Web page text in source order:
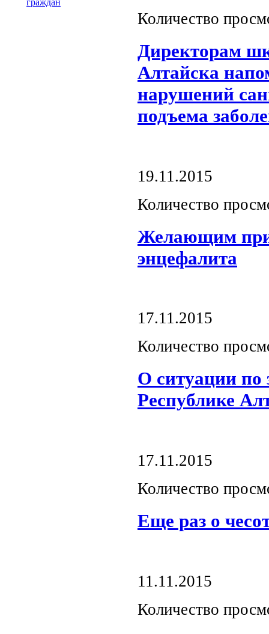
Количество
Директорам
Алтайска
нарушений
подъема
19.11.2015
Количество
Желающим
энцефалита
17.11.2015
Количество
О ситуации по
Республике
17.11.2015
Количество
Еще раз о
11.11.2015
Количество